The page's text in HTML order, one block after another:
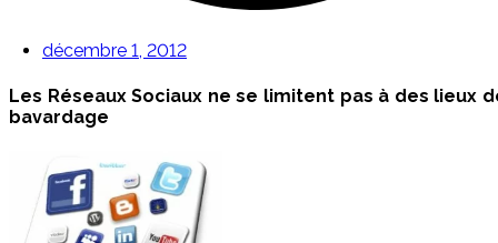
décembre 1, 2012
Les Réseaux Sociaux ne se limitent pas à des lieux
bavardage